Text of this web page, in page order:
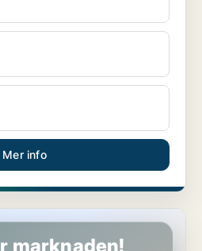
Mer info
marknaden!